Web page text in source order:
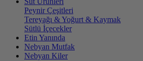
Peynir Çeşitleri
Tereyağı & Yoğurt & Kaymak
Sütlü İçecekler
Etin Yanında
Nebyan Mutfak
Nebyan Kiler